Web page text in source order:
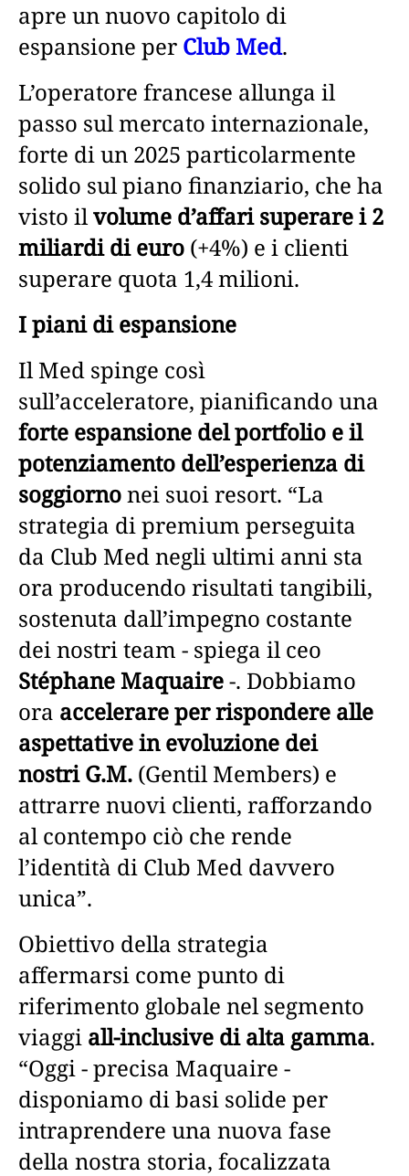
apre un nuovo capitolo di
espansione per Club Med.
L’operatore francese allunga il
passo sul mercato internazionale,
forte di un 2025 particolarmente
solido sul piano finanziario, che ha
visto ilvolume d’affari superare i 2
miliardi di euro (+4%) e i clienti
superare quota 1,4 milioni.
I piani di espansione
Il Med spinge così
sull’acceleratore, pianificando una
forte espansione del portfolio e il
potenziamento dell’esperienza di
soggiornonei suoi resort. “La
strategia di premium perseguita
da Club Med negli ultimi anni sta
ora producendo risultati tangibili,
sostenuta dall’impegno costante
dei nostri team - spiega il ceo
Stéphane Maquaire-. Dobbiamo
ora accelerare per rispondere alle
aspettative in evoluzione dei
nostri G.M. (Gentil Members) e
attrarre nuovi clienti, rafforzando
al contempo ciò che rende
l’identità di Club Med davvero
unica”.
Obiettivo della strategia
affermarsi come punto di
riferimento globale nel segmento
viaggi all-inclusive di alta gamma.
“Oggi - precisa Maquaire -
disponiamo di basi solide per
intraprendere una nuova fase
della nostra storia, focalizzata